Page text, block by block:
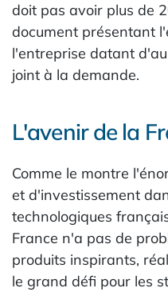
doit pas avoir plus de
document présentant
l'entreprise datant
joint à la demande.
L'avenir de la
Comme le montre
et d'investissement
technologiques
France n'a pas de
produits inspirants,
le grand défi pour les